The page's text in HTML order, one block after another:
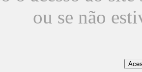
ou se não